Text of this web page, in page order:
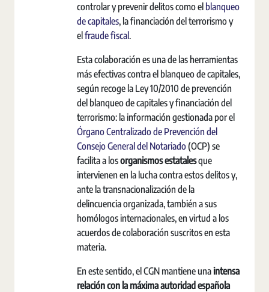
controlar y prevenir delitos como el blanqueo
de capitales, la financiación del terrorismo y
el fraude fiscal.
Esta colaboración es una de las herramientas
más efectivas contra el blanqueo de capitales,
según recoge la Ley 10/2010 de prevención
del blanqueo de capitales y financiación del
terrorismo: la información gestionada por el
Órgano Centralizado de Prevención del
Consejo General del Notariado(OCP) se
facilita a losorganismos estatalesque
intervienen en la lucha contra estos delitos y,
ante la transnacionalización de la
delincuencia organizada, también a sus
homólogos internacionales, en virtud a los
acuerdos de colaboración suscritos en esta
materia.
En este sentido, el CGN mantiene unaintensa
relación con la máxima autoridad española